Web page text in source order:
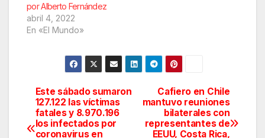
por Alberto Fernández
abril 4, 2022
En «El Mundo»
Navegación
de
Cafiero en Chile
mantuvo reuniones
bilaterales con
representantes de
EEUU, Costa Rica,
Este sábado sumaron
127.122 las víctimas
fatales y 8.970.196
los infectados por
coronavirus en